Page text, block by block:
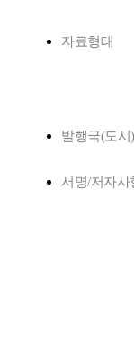
자료형태
발행국(도시)
서명/저자사